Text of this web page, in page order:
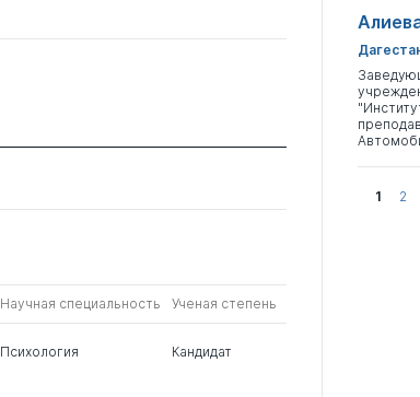
Научная специальность Ученая степень
Психология Кандидат
1 2